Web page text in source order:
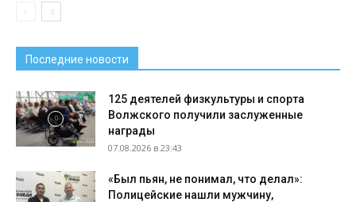
Последние новости
125 деятелей физкультуры и спорта
Волжского получили заслуженные
награды
07.08.2026 в 23:43
«Был пьян, не понимал, что делал»:
Полицейские нашли мужчину,